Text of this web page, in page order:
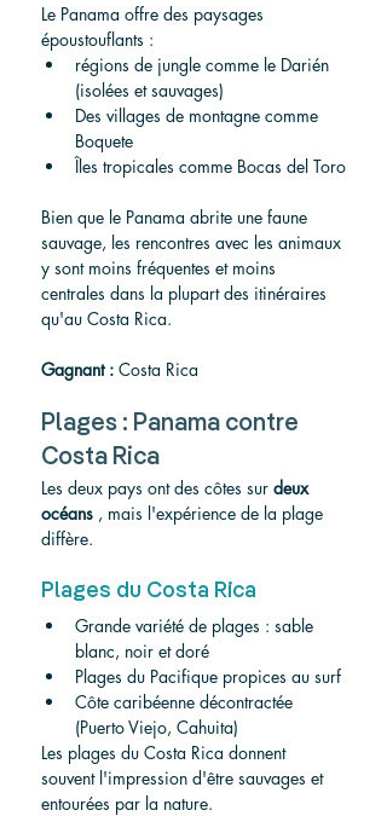
Le Panama offre des paysages
époustouflants :
régions de jungle comme le Darién
(isolées et sauvages)
Des villages de montagne comme
Boquete
Îles tropicales comme Bocas del Toro
Bien que le Panama abrite une faune
sauvage, les rencontres avec les animaux
y sont moins fréquentes et moins
centrales dans la plupart des itinéraires
qu'au Costa Rica.
Gagnant : Costa Rica
Plages : Panama contre
Costa Rica
Les deux pays ont des côtes sur deux
océans , mais l'expérience de la plage
diffère.
Plages du Costa Rica
Grande variété de plages : sable
blanc, noir et doré
Plages du Pacifique propices au surf
Côte caribéenne décontractée
(Puerto Viejo, Cahuita)
Les plages du Costa Rica donnent
souvent l'impression d'être sauvages et
entourées par la nature.